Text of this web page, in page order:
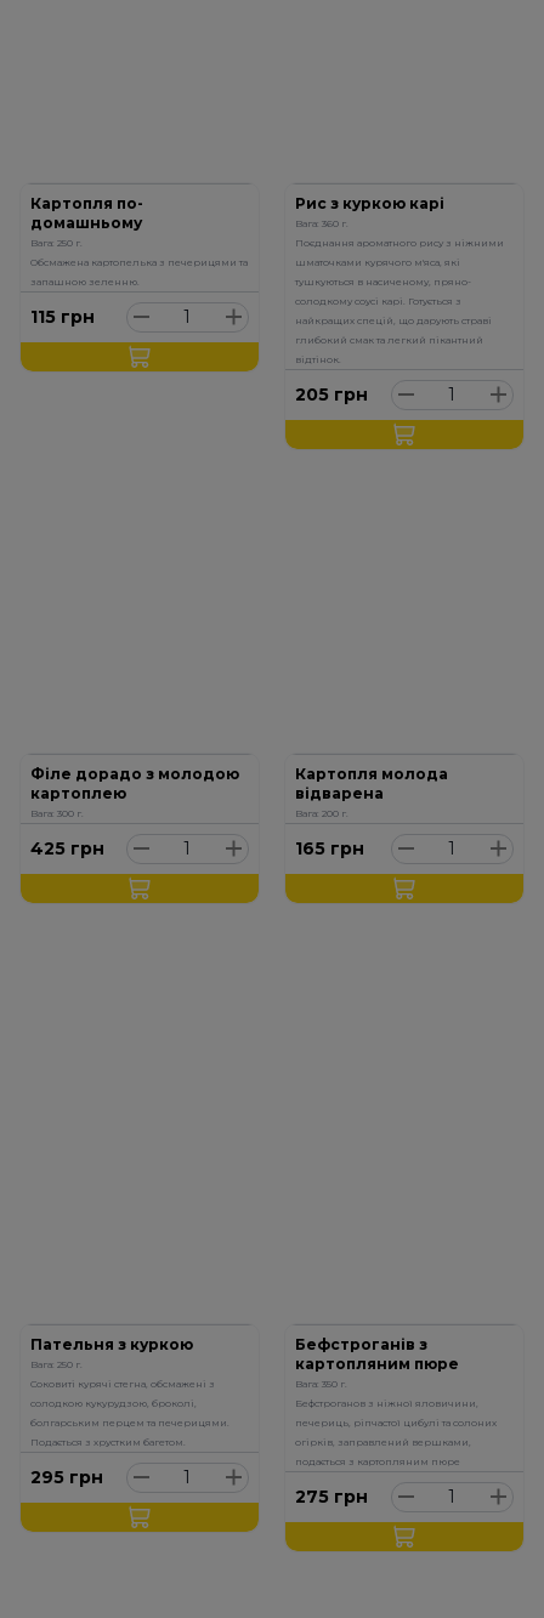
Картопля по-
домашньому
Вага: 250 г.
Обсмажена картопелька з печерицями та
запашною зеленню.
115 грн
Рис з куркою карі
Вага: 360 г.
Поєднання ароматного рису з ніжними
шматочками курячого м'яса, які
тушкуються в насиченому, пряно-
солодкому соусі карі. Готується з
найкращих спецій, що дарують страві
глибокий смак та легкий пікантний
відтінок.
205 грн
Філе дорадо з молодою
картоплею
Вага: 300 г.
425 грн
Картопля молода
відварена
Вага: 200 г.
165 грн
Пательня з куркою
Вага: 250 г.
Соковиті курячі стегна, обсмажені з
солодкою кукурудзою, броколі,
болгарським перцем та печерицями.
Подається з хрустким багетом.
295 грн
Бефстроганів з
картопляним пюре
Вага: 350 г.
Бефстроганов з ніжної яловичини,
печериць, ріпчастої цибулі та солоних
огірків, заправлений вершками,
подається з картопляним пюре
275 грн